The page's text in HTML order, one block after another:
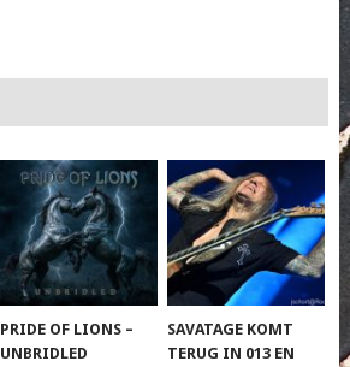
PRIDE OF LIONS –
UNBRIDLED
SAVATAGE KOMT
TERUG IN 013 EN